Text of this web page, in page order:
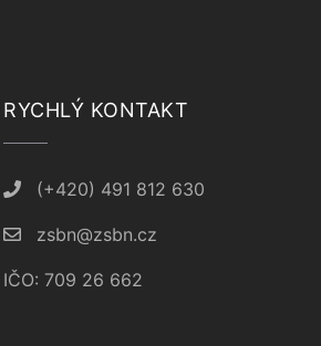
RYCHLÝ KONTAKT
(+420) 491 812 630
zsbn@zsbn.cz
IČO: 709 26 662